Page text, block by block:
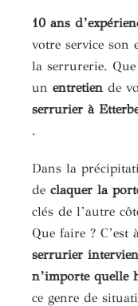
10 ans
votre service son
la serrurerie.
un entretien de
serrurier à
.
Dans la
de claquer la
clés de l’autre
Que faire ? C’est
serrurier
n’importe quelle
ce genre de